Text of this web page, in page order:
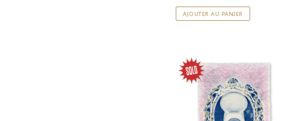
AJOUTER AU PANIER